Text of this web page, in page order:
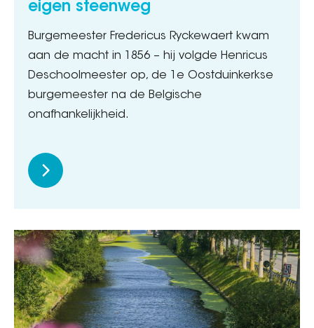
eigen steenweg
Burgemeester Fredericus Ryckewaert kwam
aan de macht in 1856 – hij volgde Henricus
Deschoolmeester op, de 1e Oostduinkerkse
burgemeester na de Belgische
onafhankelijkheid.